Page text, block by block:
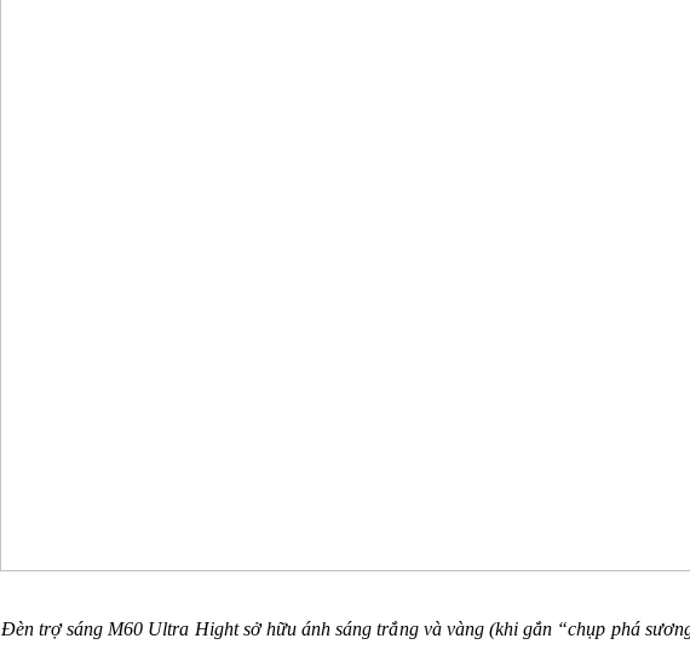
Đèn trợ sáng M60 Ultra Hight sở hữu ánh sáng trắng và vàng (khi gắn “chụp phá